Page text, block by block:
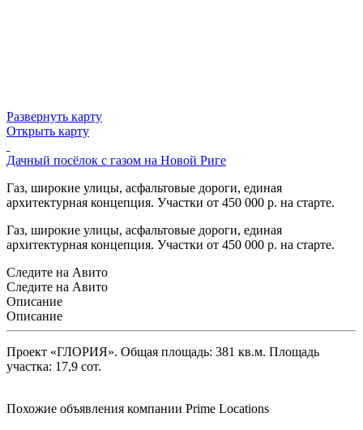
Развернуть карту
Открыть карту
Дачный посёлок с газом на Новой Риге
Газ, широкие улицы, асфальтовые дороги, единая
архитектурная концепция. Участки от 450 000 р. на старте.
Газ, широкие улицы, асфальтовые дороги, единая
архитектурная концепция. Участки от 450 000 р. на старте.
Следите на Авито
Следите на Авито
Описание
Описание
Проект «ГЛОРИЯ». Общая площадь: 381 кв.м. Площадь
участка: 17,9 сот.
Похожие объявления компании Prime Locations